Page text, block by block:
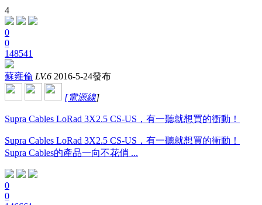
4
0
0
148541
蘇雍倫 LV.6 2016-5-24發布
[電源線]
Supra Cables LoRad 3X2.5 CS-US，有一聽就想買的衝動！
Supra Cables LoRad 3X2.5 CS-US，有一聽就想買的衝動！
Supra Cables的產品一向不花俏 ...
0
0